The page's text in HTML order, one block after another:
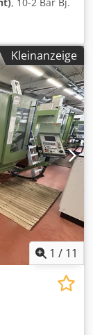
Kleinanzeige
1 / 11